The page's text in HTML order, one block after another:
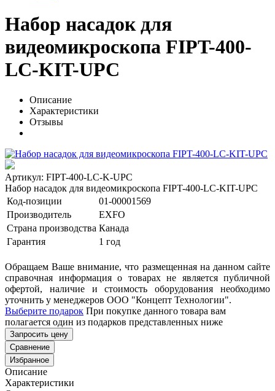
Набор насадок для
видеомикроскопа FIPT-400-
LC-KIT-UPC
Описание
Характеристики
Отзывы
Артикул: FIPT-400-LC-K-UPC
Набор насадок для видеомикроскопа FIPT-400-LC-KIT-UPC
Код-позиции
01-00001569
Производитель
EXFO
Страна производства Канада
Гарантия
1 год
Обращаем Ваше внимание, что размещенная на данном сайте
справочная информация о товарах не является публичной
офертой, наличие и стоимость оборудования необходимо
уточнить у менеджеров ООО "Концепт Технологии".
Выберите подарок При покупке данного товара вам
полагается один из подарков представленных ниже
Запросить цену
Сравнение
Избранное
Описание
Характеристики